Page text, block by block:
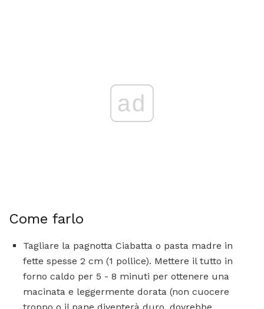
ad
Come farlo
Tagliare la pagnotta Ciabatta o pasta madre in
fette spesse 2 cm (1 pollice). Mettere il tutto in
forno caldo per 5 - 8 minuti per ottenere una
macinata e leggermente dorata (non cuocere
troppo o il pane diventerà duro, dovrebbe